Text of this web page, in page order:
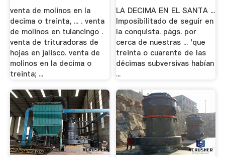
venta de molinos en la
decima o treinta, ... . venta
de molinos en tulancingo .
venta de trituradoras de
hojas en jalisco. venta de
molinos en la decima o
treinta; ...
LA DECIMA EN EL SANTA ...
Imposibilitado de seguir en
la conquista. págs. por
cerca de nuestras ... 'que
treinta o cuarente de las
décimas subversivas habían
...